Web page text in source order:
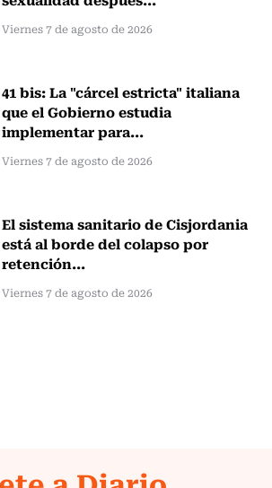
Viernes 7 de agosto de 2026
41 bis: La "cárcel estricta" italiana
que el Gobierno estudia
implementar para...
Viernes 7 de agosto de 2026
El sistema sanitario de Cisjordania
está al borde del colapso por
retención...
Viernes 7 de agosto de 2026